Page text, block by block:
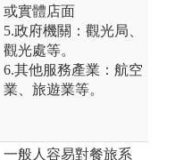
或實體店面
5.政府機關：觀光局、
觀光處等。
6.其他服務產業：航空
業、旅遊業等。
一般人容易對餐旅系